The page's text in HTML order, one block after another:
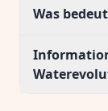
Was